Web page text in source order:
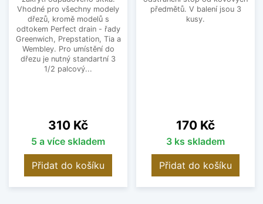
Vhodné pro všechny modely
dřezů, kromě modelů s
odtokem Perfect drain - řady
Greenwich, Prepstation, Tia a
Wembley. Pro umístění do
dřezu je nutný standartní 3
1/2 palcový...
Cena
310 Kč
5 a více skladem
Přidat do košíku
předmětů. V balení jsou 3
kusy.
Cena
170 Kč
3 ks skladem
Přidat do košíku